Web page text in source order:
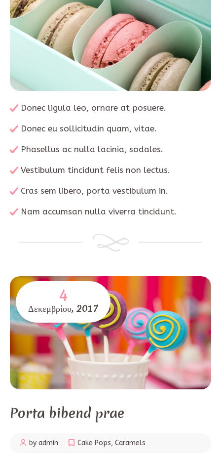
Donec ligula leo, ornare at posuere.
Donec eu sollicitudin quam, vitae.
Phasellus ac nulla lacinia, sodales.
Vestibulum tincidunt felis non lectus.
Cras sem libero, porta vestibulum in.
Nam accumsan nulla viverra tincidunt.
4
Δεκεμβρίου, 2017
Porta bibend prae
by admin Cake Pops, Caramels